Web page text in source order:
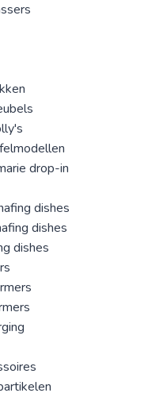
drop-in
dishes
dishes
dishes